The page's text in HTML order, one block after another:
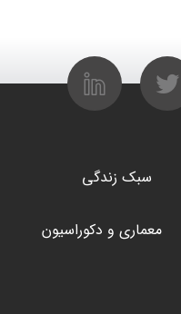
سبک زندگی
معماری و دکوراسیون